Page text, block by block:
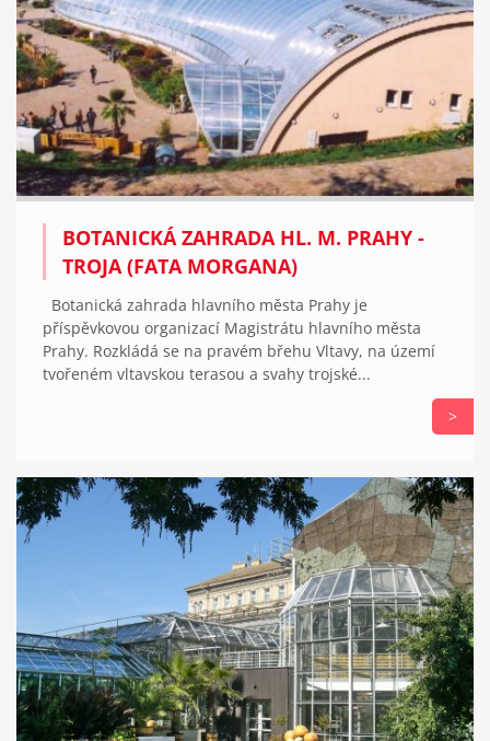
BOTANICKÁ ZAHRADA HL. M. PRAHY -
TROJA (FATA MORGANA)
Botanická zahrada hlavního města Prahy je
příspěvkovou organizací Magistrátu hlavního města
Prahy. Rozkládá se na pravém břehu Vltavy, na území
tvořeném vltavskou terasou a svahy trojské...
>